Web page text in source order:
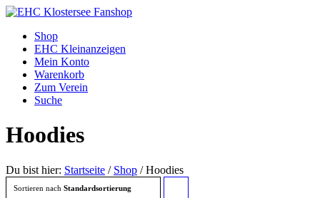
Shop
EHC Kleinanzeigen
Mein Konto
Warenkorb
Zum Verein
Suche
Hoodies
Du bist hier: Startseite / Shop / Hoodies
Sortieren nach Standardsortierung